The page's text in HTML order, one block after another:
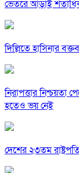
ভেতরে আড়াই শতাধিক
দিল্লিতে হাসিনার
নিরাপত্তার নিশ্চয়তা
হতেও ভয় নেই
দেশের ২৩তম